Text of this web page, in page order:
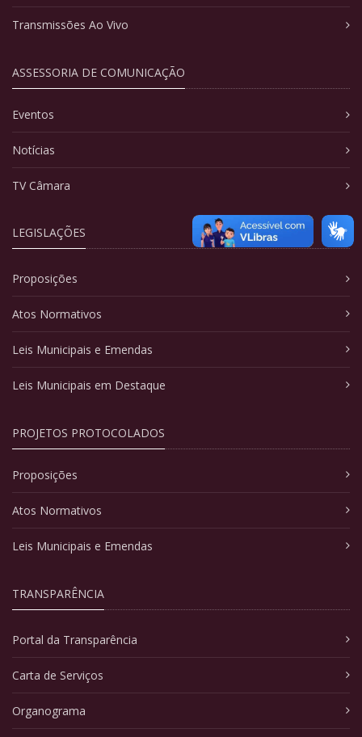
Transmissões Ao Vivo
ASSESSORIA DE COMUNICAÇÃO
Eventos
Notícias
TV Câmara
LEGISLAÇÕES
Proposições
Atos Normativos
Leis Municipais e Emendas
Leis Municipais em Destaque
PROJETOS PROTOCOLADOS
Proposições
Atos Normativos
Leis Municipais e Emendas
TRANSPARÊNCIA
Portal da Transparência
Carta de Serviços
Organograma